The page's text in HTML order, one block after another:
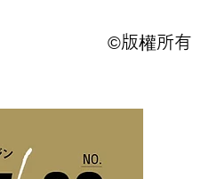
©版權所有